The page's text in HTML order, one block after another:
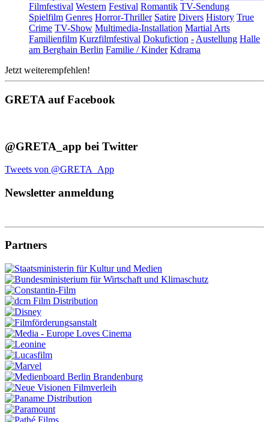
Filmfestival Western Festival Romantik TV-Sendung
Spielfilm Genres Horror-Thriller Satire Divers History True
Crime TV-Show Multimedia-Installation Martial Arts
Familienfilm Kurzfilmfestival Dokufiction -Austellung Halle
am Berghain Berlin Familie / Kinder Kdrama
Jetzt weiterempfehlen!
GRETA auf Facebook
@GRETA_app bei Twitter
Tweets von @GRETA_App
Newsletter anmeldung
Partners